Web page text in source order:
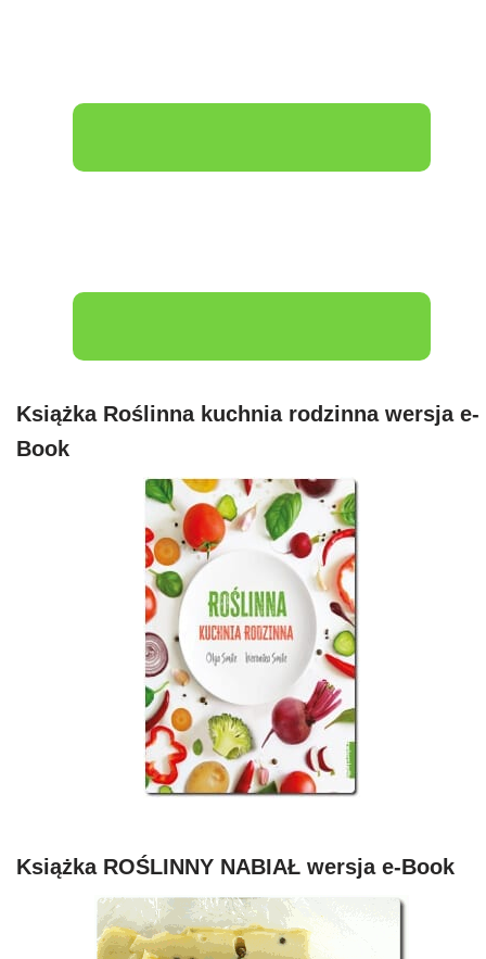
Książka Roślinna kuchnia rodzinna wersja e-
Book
Książka ROŚLINNY NABIAŁ wersja e-Book